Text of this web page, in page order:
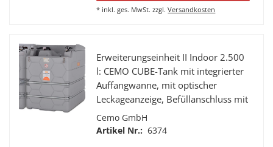
* inkl. ges. MwSt. zzgl.Versandkosten
Erweiterungseinheit II Indoor 2.500
l: CEMO CUBE-Tank mit integrierter
Auffangwanne, mit optischer
Leckageanzeige, Befüllanschluss mit
TW-Kupplung und Grenzwertgeber,
Entlüftungskappe,
Cemo GmbH
Artikel Nr.: 6374